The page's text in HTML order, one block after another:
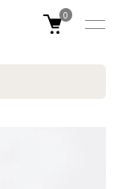
0